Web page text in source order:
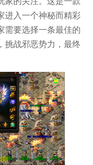
进入一个神秘而精彩
需要选择一条最佳的
挑战邪恶势力，最终